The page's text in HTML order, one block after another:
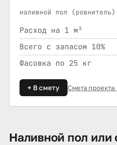
наливной пол
Расход на 1 м²
Всего с запасом 10%
Фасовка по 25 кг
+ В смету Смета проекта
Наливной пол или